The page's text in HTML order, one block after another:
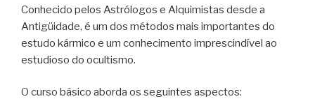
Conhecido pelos Astrólogos e Alquimistas desde a
Antigüidade, é um dos métodos mais importantes do
estudo kármico e um conhecimento imprescindível ao
estudioso do ocultismo.
O curso básico aborda os seguintes aspectos: